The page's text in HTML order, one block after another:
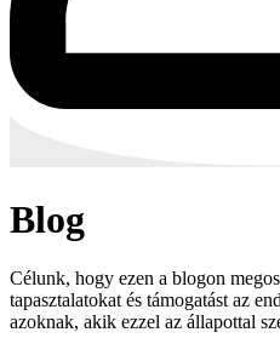
Blog
Célunk, hogy ezen a blogon
tapasztalatokat és támogatást az
azoknak, akik ezzel az állapottal